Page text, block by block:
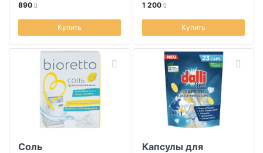
890
Купить
1 200
Купить
Соль
Капсулы для